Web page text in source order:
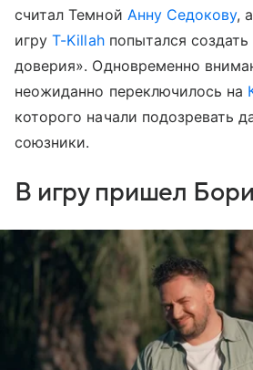
считал Темной Анну Седокову,
игруT-Killahпопытался
доверия». Одновременно
неожиданно переключилось на
которого начали подозревать
союзники.
В игру пришел